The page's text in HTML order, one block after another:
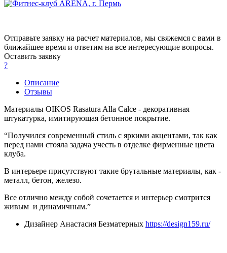
Отправьте заявку на расчет материалов, мы свяжемся с вами в
ближайшее время и ответим на все интересующие вопросы.
Оставить заявку
?
Описание
Отзывы
Материалы OIKOS Rasatura Alla Calce - декоративная
штукатурка, имитирующая бетонное покрытие.
“Получился современный стиль с яркими акцентами, так как
перед нами стояла задача учесть в отделке фирменные цвета
клуба.
В интерьере присутствуют такие брутальные материалы, как -
металл, бетон, железо.
Все отлично между собой сочетается и интерьер смотрится
живым и динамичным.”
Дизайнер Анастасия Безматерных https://design159.ru/